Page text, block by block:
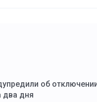
об
два дня